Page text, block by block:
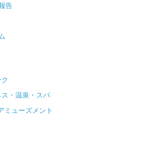
告
・温泉・スパ
ミューズメント